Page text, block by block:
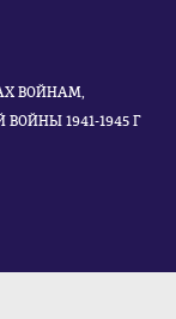
ВОЙНАМ,
1941-1945 Г